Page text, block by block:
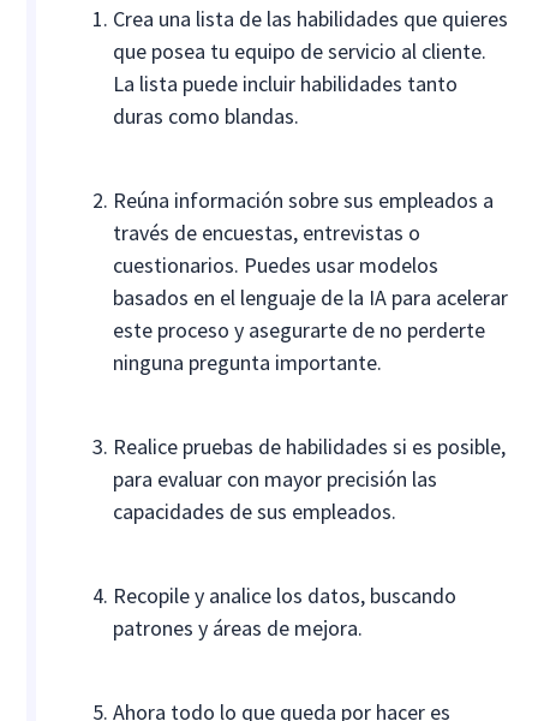
Crea una lista de las habilidades que quieres
que posea tu equipo de servicio al cliente.
La lista puede incluir habilidades tanto
duras como blandas.
Reúna información sobre sus empleados a
través de encuestas, entrevistas o
cuestionarios. Puedes usar modelos
basados en el lenguaje de la IA para acelerar
este proceso y asegurarte de no perderte
ninguna pregunta importante.
Realice pruebas de habilidades si es posible,
para evaluar con mayor precisión las
capacidades de sus empleados.
Recopile y analice los datos, buscando
patrones y áreas de mejora.
Ahora todo lo que queda por hacer es